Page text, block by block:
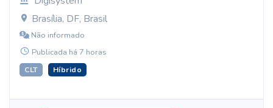
Brasília, DF, Brasil
Não informado
Publicada há 7 horas
CLT Híbrido